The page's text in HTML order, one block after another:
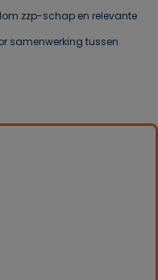
zzp-schap en relevante
samenwerking tussen